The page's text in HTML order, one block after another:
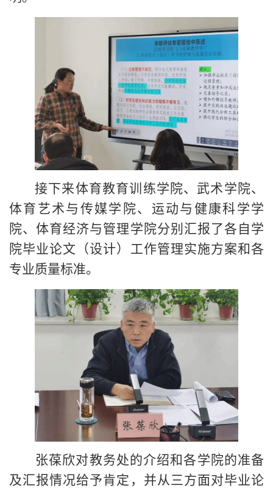
接下来体育教育训练学院、武术学院、
体育艺术与传媒学院、运动与健康科学学
院、体育经济与管理学院分别汇报了各自学
院毕业论文（设计）工作管理实施方案和各
专业质量标准。
张葆欣对教务处的介绍和各学院的准备
及汇报情况给予肯定，并从三方面对毕业论